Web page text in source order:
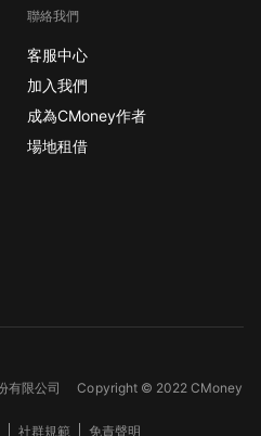
聯絡我們
客服中心
加入我們
成為CMoney作者
場地租借
份有限公司Copyright © 2022 CMoney
社群規範 免責聲明